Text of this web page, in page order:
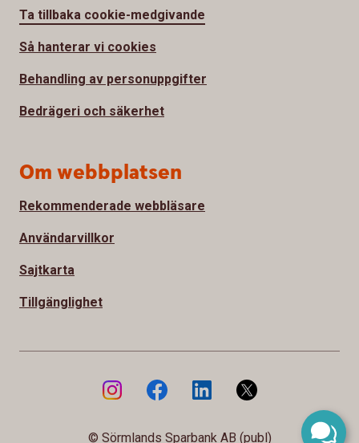
Ta tillbaka cookie-medgivande
Så hanterar vi cookies
Behandling av personuppgifter
Bedrägeri och säkerhet
Om webbplatsen
Rekommenderade webbläsare
Användarvillkor
Sajtkarta
Tillgänglighet
© Sörmlands Sparbank AB (publ)